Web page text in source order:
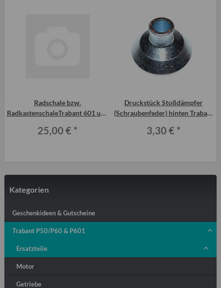
Radschale bzw.
RadkastenschaleTrabant 601 und
rechts
25,00 € *
Druckstück Stoßdämpfer
(Schraubenfeder) hinten Trabant
3,30 € *
Kategorien
Geschenkideen & Gutscheine
Trabant P50/P60 & P601
Ersatzteile
Motor
Getriebe